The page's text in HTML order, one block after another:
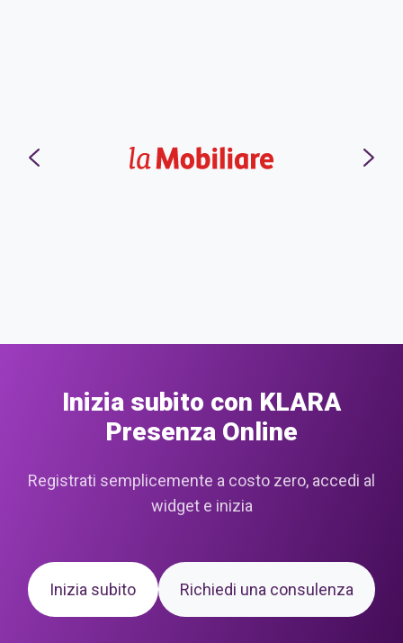
Inizia subito con KLARA
Presenza Online
Registrati semplicemente a costo zero, accedi al
widget e inizia
Inizia subito Richiedi una consulenza